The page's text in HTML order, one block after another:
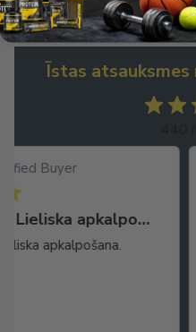
Īstas
Madara M.
Favorīts
Vienas no
karameli gan
ļooooti līdzīga